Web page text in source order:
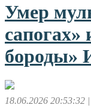
Умер
сапогах»
бороды»
18.06.2026 20:53:32